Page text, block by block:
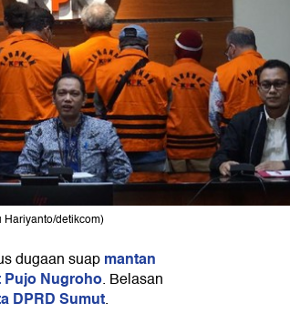
Hariyanto/detikcom)
dugaan suapmantan
Pujo Nugroho. Belasan
DPRD Sumut.